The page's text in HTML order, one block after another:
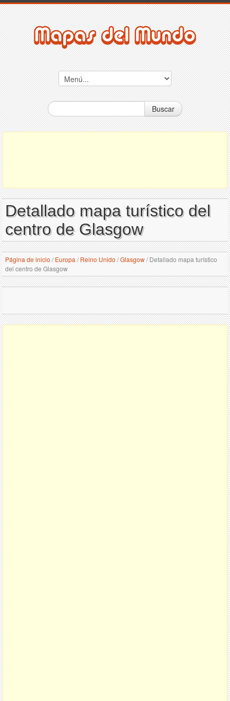
Buscar
Detallado mapa turístico del
centro de Glasgow
Página de inicio / Europa / Reino Unido /Glasgow/Detallado mapa turístico
del centro de Glasgow